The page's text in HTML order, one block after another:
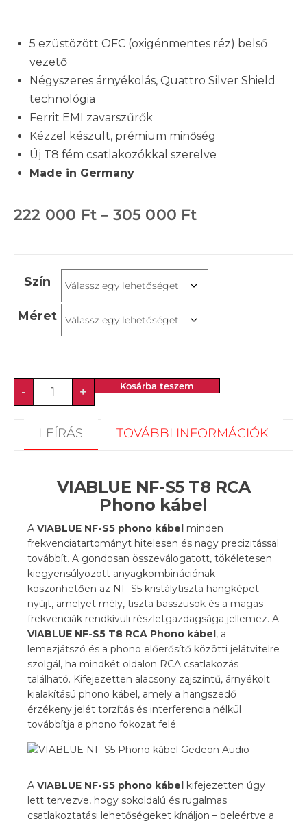
5 ezüstözött OFC (oxigénmentes réz) belső
vezető
Négyszeres árnyékolás, Quattro Silver Shield
technológia
Ferrit EMI zavarszűrők
Kézzel készült, prémium minőség
Új T8 fém csatlakozókkal szerelve
Made in Germany
222 000 Ft – 305 000 Ft
Szín
Méret
- + Kosárba teszem
LEÍRÁS TOVÁBBI INFORMÁCIÓK
VIABLUE NF-S5 T8 RCA
Phono kábel
A VIABLUE NF-S5 phono kábel minden
frekvenciatartományt hitelesen és nagy precizitással
továbbít. A gondosan összeválogatott, tökéletesen
kiegyensúlyozott anyagkombinációnak
köszönhetően az NF-S5 kristálytiszta hangképet
nyújt, amelyet mély, tiszta basszusok és a magas
frekvenciák rendkívüli részletgazdagsága jellemez. A
VIABLUE NF-S5 T8 RCA Phono kábel, a
lemezjátszó és a phono előerősítő közötti jelátvitelre
szolgál, ha mindkét oldalon RCA csatlakozás
található. Kifejezetten alacsony zajszintű, árnyékolt
kialakítású phono kábel, amely a hangszedő
érzékeny jelét torzítás és interferencia nélkül
továbbítja a phono fokozat felé.
A VIABLUE NF-S5 phono kábel kifejezetten úgy
lett tervezve, hogy sokoldalú és rugalmas
csatlakoztatási lehetőségeket kínáljon – beleértve a